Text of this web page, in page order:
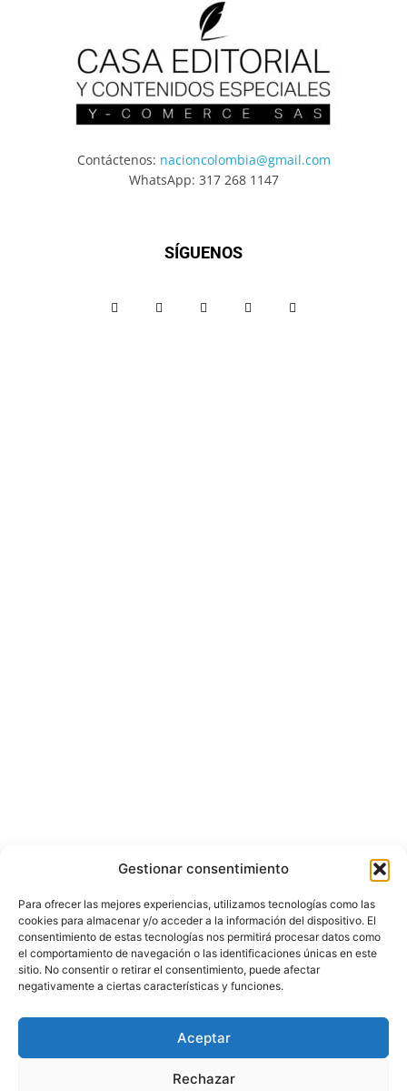
Gestionar consentimiento
Para ofrecer las mejores experiencias, utilizamos tecnologías como las
cookies para almacenar y/o acceder a la información del dispositivo. El
consentimiento de estas tecnologías nos permitirá procesar datos como
el comportamiento de navegación o las identificaciones únicas en este
sitio. No consentir o retirar el consentimiento, puede afectar
negativamente a ciertas características y funciones.
Aceptar
Rechazar
Contáctenos: nacioncolombia@gmail.com
WhatsApp: 317 268 1147
SÍGUENOS
Internacional